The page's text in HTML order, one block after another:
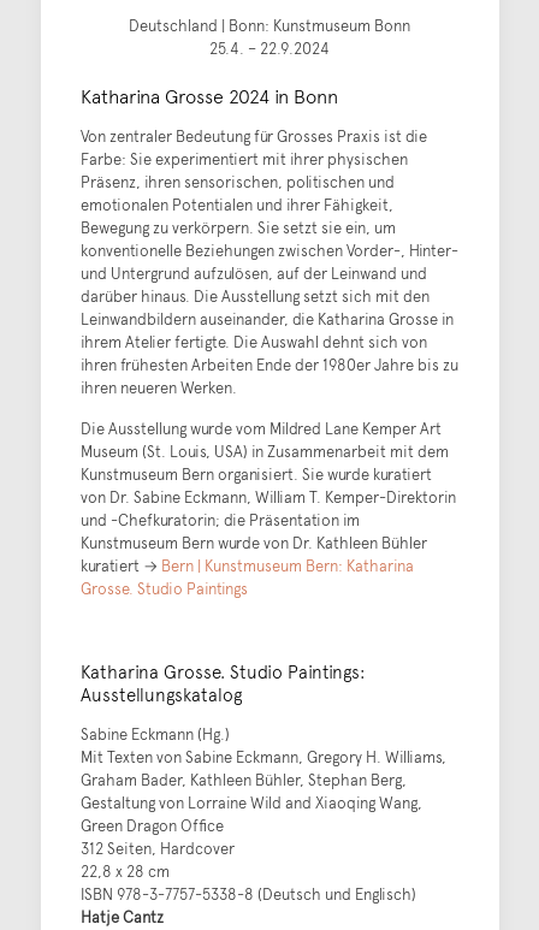
Deutschland | Bonn: Kunstmuseum Bonn
25.4. – 22.9.2024
Katharina Grosse 2024 in Bonn
Von zentraler Bedeutung für Grosses Praxis ist die
Farbe: Sie experimentiert mit ihrer physischen
Präsenz, ihren sensorischen, politischen und
emotionalen Potentialen und ihrer Fähigkeit,
Bewegung zu verkörpern. Sie setzt sie ein, um
konventionelle Beziehungen zwischen Vorder-, Hinter-
und Untergrund aufzulösen, auf der Leinwand und
darüber hinaus. Die Ausstellung setzt sich mit den
Leinwandbildern auseinander, die Katharina Grosse in
ihrem Atelier fertigte. Die Auswahl dehnt sich von
ihren frühesten Arbeiten Ende der 1980er Jahre bis zu
ihren neueren Werken.
Die Ausstellung wurde vom Mildred Lane Kemper Art
Museum (St. Louis, USA) in Zusammenarbeit mit dem
Kunstmuseum Bern organisiert. Sie wurde kuratiert
von Dr. Sabine Eckmann, William T. Kemper-Direktorin
und -Chefkuratorin; die Präsentation im
Kunstmuseum Bern wurde von Dr. Kathleen Bühler
kuratiert → Bern | Kunstmuseum Bern: Katharina
Grosse. Studio Paintings
Katharina Grosse. Studio Paintings:
Ausstellungskatalog
Sabine Eckmann (Hg.)
Mit Texten von Sabine Eckmann, Gregory H. Williams,
Graham Bader, Kathleen Bühler, Stephan Berg,
Gestaltung von Lorraine Wild and Xiaoqing Wang,
Green Dragon Office
312 Seiten, Hardcover
22,8 x 28 cm
ISBN 978-3-7757-5338-8 (Deutsch und Englisch)
Hatje Cantz